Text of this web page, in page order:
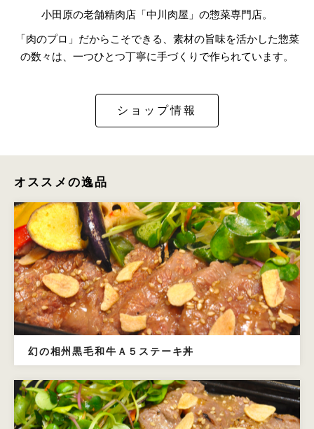
小田原の老舗精肉店「中川肉屋」の惣菜専門店。
「肉のプロ」だからこそできる、素材の旨味を活かした惣菜
の数々は、一つひとつ丁寧に手づくりで作られています。
ショップ情報
オススメの逸品
幻の相州黒毛和牛Ａ５ステーキ丼